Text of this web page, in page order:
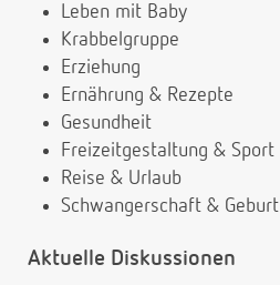
Leben mit Baby
Krabbelgruppe
Erziehung
Ernährung & Rezepte
Gesundheit
Freizeitgestaltung & Sport
Reise & Urlaub
Schwangerschaft & Geburt
Aktuelle Diskussionen